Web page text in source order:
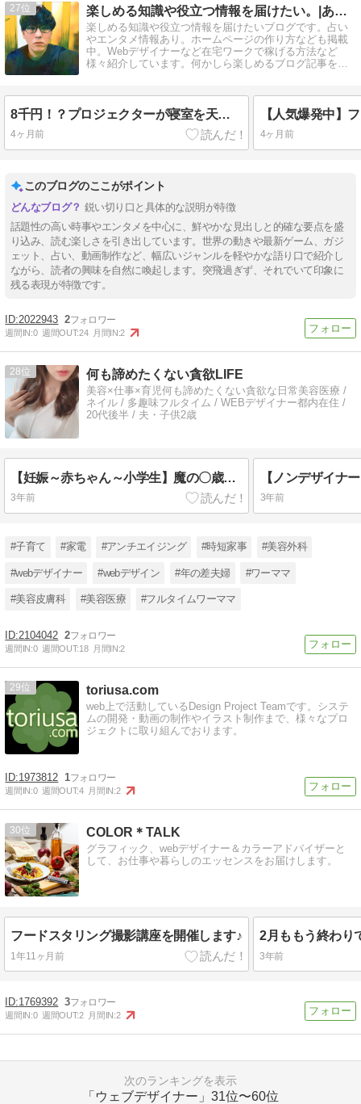
27 楽しめる知識や役立つ情報を届けたい。|あーるくんブログ
楽しめる知識や役立つ情報を届けたいブログです。占い
やエンタメ情報あり。ホームページの作り方なども掲載
中。Webデザイナーなど在宅ワークで稼げる方法など
様々紹介しています。何かしら楽しめるブログ記事を書
8千円！？プロジェクターが寝室を天国にする神機だった！！テレビもういらないかも。
4ヶ月前 4ヶ月前
このブログのここがポイント
鋭い切り口と具体的な説明が特徴
話題性の高い時事やエンタメを中心に、鮮やかな見出しと的確な要点を盛
り込み、読む楽しさを引き出しています。世界の動きや最新ゲーム、ガジ
ェット、占い、動画制作など、幅広いジャンルを軽やかな語り口で紹介し
ながら、読者の興味を自然に喚起します。突飛過ぎず、それでいて印象に
残る表現が特徴です。
2022943 2
週間IN:0 週間OUT:24 月間IN:2
28 何も諦めたくない貪欲LIFE
美容×仕事×育児何も諦めたくない貪欲な日常美容医療 /
ネイル / 多趣味フルタイム / WEBデザイナー都内在住 /
20代後半 / 夫・子供2歳
【妊娠～赤ちゃん～小学生】魔の〇歳・〇の壁シリーズをまとめてみた
3年前 3年前
#子育て #家電 #アンチエイジング #時短家事 #美容外科
#webデザイナー #webデザイン #年の差夫婦 #ワーママ
#美容皮膚科 #美容医療 #フルタイムワーママ
2104042 2
週間IN:0 週間OUT:18 月間IN:2
29 toriusa.com
web上で活動しているDesign Project Teamです。システ
ムの開発・動画の制作やイラスト制作まで、様々なプロ
ジェクトに取り組んでおります。
1973812 1
週間IN:0 週間OUT:4 月間IN:2
30 COLOR＊TALK
グラフィック、webデザイナー＆カラーアドバイザーと
して、お仕事や暮らしのエッセンスをお届けします。
フードスタリング撮影講座を開催します♪
1年11ヶ月前 3年前
1769392 3
週間IN:0 週間OUT:2 月間IN:2
次のランキングを表示
「ウェブデザイナー」 31位〜60位